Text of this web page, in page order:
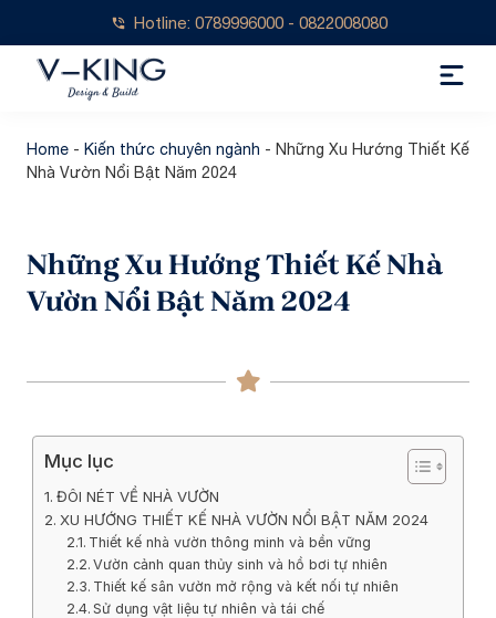
Hotline: 0789996000 - 0822008080
Home - Kiến thức chuyên ngành - Những Xu Hướng Thiết Kế
Nhà Vườn Nổi Bật Năm 2024
Những Xu Hướng Thiết Kế Nhà
Vườn Nổi Bật Năm 2024
Mục lục
ĐÔI NÉT VỀ NHÀ VƯỜN
XU HƯỚNG THIẾT KẾ NHÀ VƯỜN NỔI BẬT NĂM 2024
Thiết kế nhà vườn thông minh và bền vững
Vườn cảnh quan thủy sinh và hồ bơi tự nhiên
Thiết kế sân vườn mở rộng và kết nối tự nhiên
Sử dụng vật liệu tự nhiên và tái chế